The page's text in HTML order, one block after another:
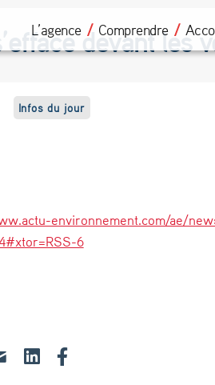
L’agence Comprendre
devant les
Infos du jour
environnement.com/ae/
6